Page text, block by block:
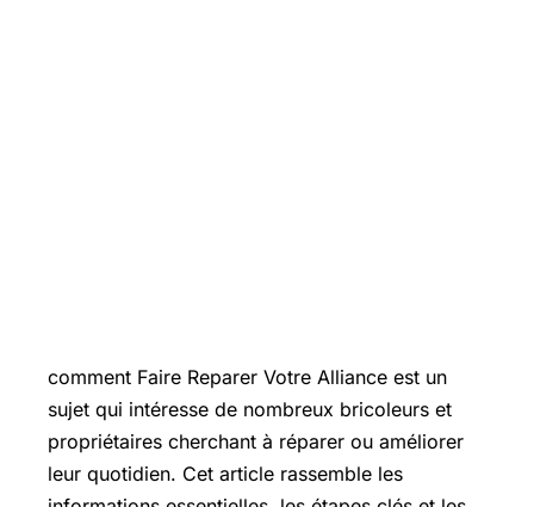
comment Faire Reparer Votre Alliance est un
sujet qui intéresse de nombreux bricoleurs et
propriétaires cherchant à réparer ou améliorer
leur quotidien. Cet article rassemble les